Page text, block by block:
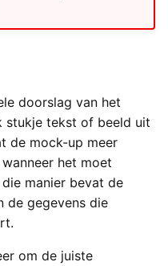
doorslag van het
stukje tekst of beeld uit
de mock-up meer
het moet
manier bevat de
de gegevens die
om de juiste